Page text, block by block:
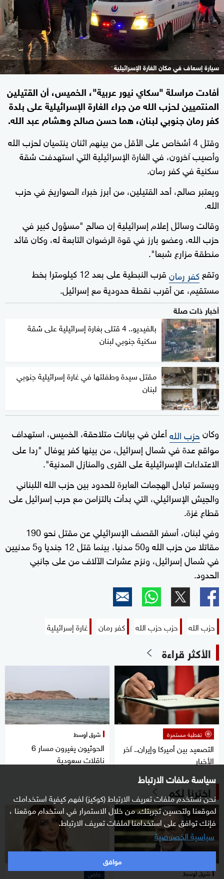
سياسة ملفات الارتباط
نحن نستخدم ملفات تعريف الارتباط (كوكيز) لفهم كيفية استخدامك
لموقعنا ولتحسين تجربتك. من خلال الاستمرار في استخدام موقعنا ،
فإنك توافق على استخدامنا لملفات تعريف الارتباط.
سياسية الخصوصية
موافق
سيارة إسعاف في مكان الغارة الإسرائيلية
أفادت مراسلة "سكاي نيور عربية"، الخميس، أن القتيلين
المنتميين لحزب الله من جراء الغارة الإسرائيلية على بلدة
كفر رمان جنوبي لبنان، هما حسن صالح وهشام عبد الله.
وقتل 4 أشخاص على الأقل من بينهم اثنان ينتميان لحزب الله
وأصيب آخرون، في الغارة الإسرائيلية التي استهدفت شقة
سكنية في كفر رمان.
ويعتبر صالح، أحد القتيلين، من أبرز خبراء الصواريخ في حزب
الله.
وقالت وسائل إعلام إسرائيلية إن صالح "مسؤول كبير في
حزب الله، وعضو بارز في قوة الرضوان التابعة له، وكان قائد
منطقة مزارع شبعا".
وتقعكفر رمان
قرب النبطية على بعد 12 كيلومترا بخط
مستقيم، عن أقرب نقطة حدودية مع إسرائيل.
أخبار ذات صلة
بالفيديو.. 4 قتلى بغارة إسرائيلية على شقة
سكنية جنوبي لبنان
مقتل سيدة وطفلتها في غارة إسرائيلية جنوبي
لبنان
وكانحزب اللهأعلن في بيانات متلاحقة، الخميس، استهداف
مواقع عدة في شمال إسرائيل، من بينها كفر يوفال "ردا على
الاعتداءات الإسرائيلية على القرى والمنازل المدنية".
ويستمر تبادل الهجمات العابرة للحدود بين حزب الله اللبناني
والجيش الإسرائيلي، التي بدأت بالتزامن مع حرب إسرائيل على
قطاع غزة.
وفي لبنان، أسفر القصف الإسرائيلي عن مقتل نحو 190
مقاتلا من حزب الله و50 مدنيا، بينما قتل 12 جنديا و5 مدنيين
في شمال إسرائيل، ونزح عشرات الآلاف من على جانبي
الحدود.
حزب الله حزب حزب الله كفر رمان غارة إسرائيلية
الأكثر قراءة
تغطية مستمرة
التصعيد بين أميركا وإيران.. آخر
الأخبار
شرق أوسط
الحوثيون يغيرون مسار 6
ناقلات سعودية
اخترنا لكم
شرق أوسط خاص